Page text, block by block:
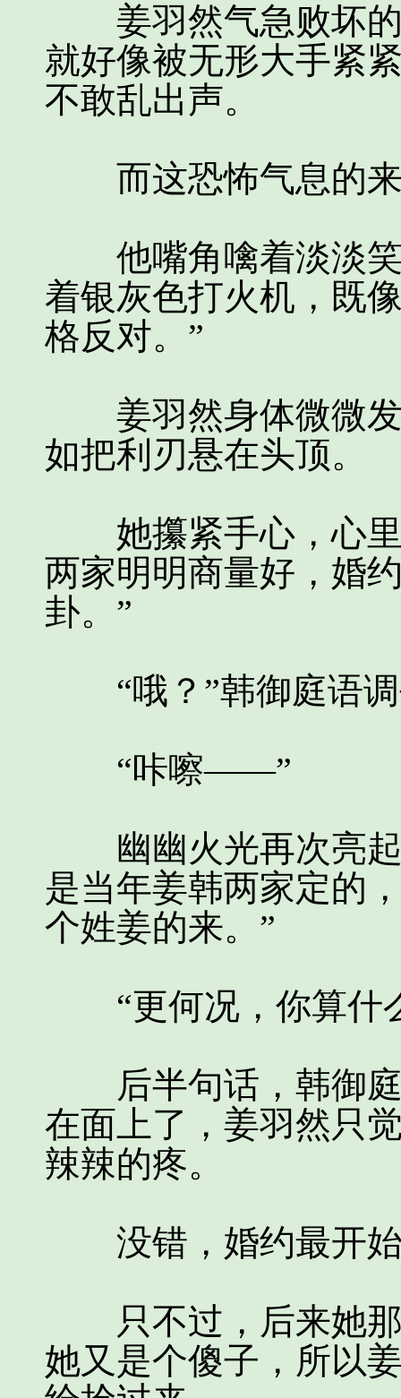
姜羽然气急败坏的
就好像被无形大手紧
不敢乱出声。
而这恐怖气息的来
他嘴角噙着淡淡笑
着银灰色打火机，既
格反对。”
姜羽然身体微微发
如把利刃悬在头顶。
她攥紧手心，心里
两家明明商量好，婚
卦。”
“哦？”韩御庭语调
“咔嚓——”
幽幽火光再次亮起
是当年姜韩两家定的
个姓姜的来。”
“更何况，你算什
后半句话，韩御庭
在面上了，姜羽然只
辣辣的疼。
没错，婚约最开始
只不过，后来她那
她又是个傻子，所以